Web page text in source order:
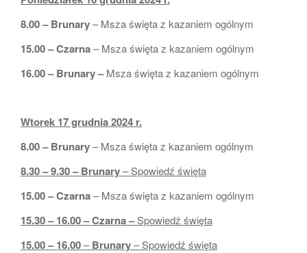
8.00 – Brunary– Msza święta z kazaniem ogólnym
15.00 – Czarna– Msza święta z kazaniem ogólnym
16.00 – Brunary –Msza święta z kazaniem ogólnym
Wtorek 17 grudnia 2024 r.
8.00 – Brunary– Msza święta z kazaniem ogólnym
8.30 – 9.30 – Brunary– Spowiedź święta
15.00 – Czarna– Msza święta z kazaniem ogólnym
15.30 – 16.00 – Czarna –Spowiedź święta
15.00 – 16.00–Brunary– Spowiedź święta